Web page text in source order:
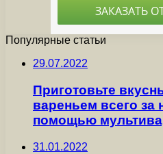
Популярные статьи
29.07.2022
Приготовьте
вареньем всего за
помощью
31.01.2022